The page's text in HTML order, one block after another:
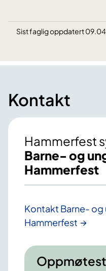
Sist faglig oppdatert
Kontakt
Hammerfest
Barne- og
Hammerfest
Kontakt Barne-
Hammerfest